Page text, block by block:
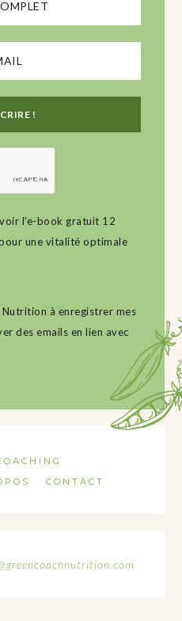
l'e-book gratuit 12
une vitalité optimale
Nutrition à enregistrer mes
des emails en lien avec
CONTACT